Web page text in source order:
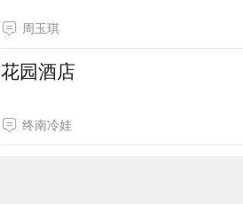
周玉琪
花园酒店
终南冷娃